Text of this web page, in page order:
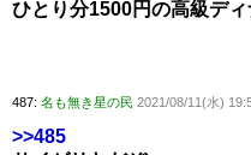
ひとり分1500円の高級デ
487: 名も無き星の民 2021/08/11(水)
>>485